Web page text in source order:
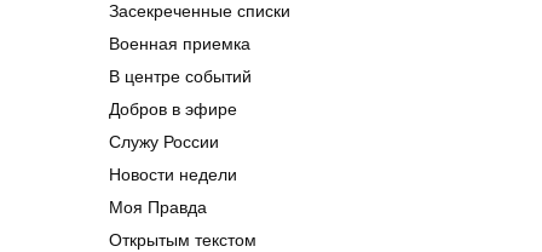
Засекреченные списки
Военная приемка
В центре событий
Добров в эфире
Служу России
Новости недели
Моя Правда
Открытым текстом